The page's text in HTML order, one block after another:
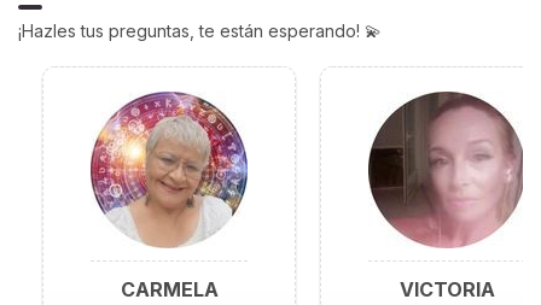
¡Hazles tus preguntas, te están esperando! 💫
CARMELA VICTORIA